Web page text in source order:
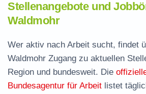
Stellenangebote und
Waldmohr
Wer aktiv nach Arbeit sucht, findet
Waldmohr Zugang zu aktuellen
Region und bundesweit. Die
Bundesagentur für Arbeit listet